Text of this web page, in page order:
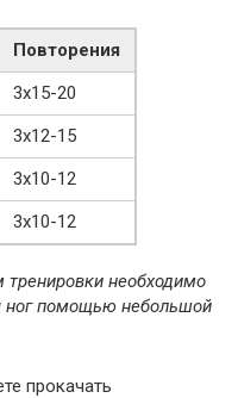
Повторения
3х15-20
3х12-15
3х10-12
3х10-12
тренировки необходимо
ног помощью небольшой
прокачать